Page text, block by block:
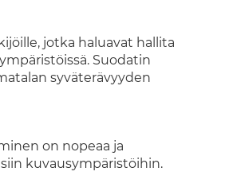
jotka haluavat hallita
Suodatin
syväterävyyden
on nopeaa ja
kuvausympäristöihin.